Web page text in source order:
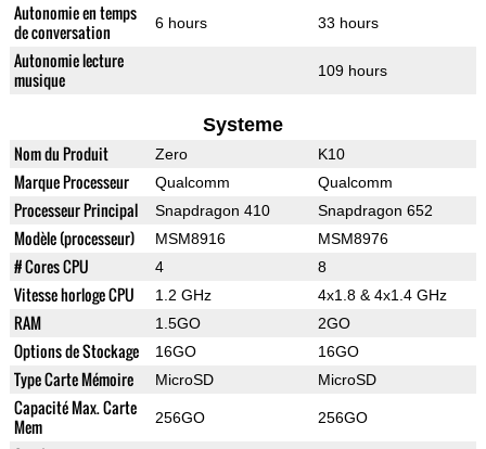
Autonomie en temps
de conversation
6 hours 33 hours
Autonomie lecture
musique
109 hours
Systeme
Nom du Produit Zero K10
Marque Processeur Qualcomm Qualcomm
Processeur Principal Snapdragon 410 Snapdragon 652
Modèle (processeur) MSM8916 MSM8976
# Cores CPU 4 8
Vitesse horloge CPU 1.2 GHz 4x1.8 & 4x1.4 GHz
RAM 1.5GO 2GO
Options de Stockage 16GO 16GO
Type Carte Mémoire MicroSD MicroSD
Capacité Max. Carte
Mem
256GO 256GO